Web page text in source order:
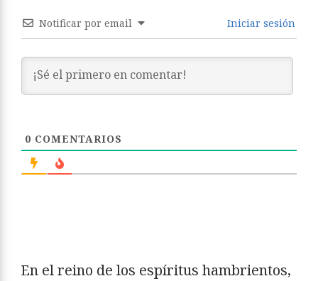
Notificar por email Iniciar sesión
0 COMENTARIOS
En el reino de los espíritus hambrientos,